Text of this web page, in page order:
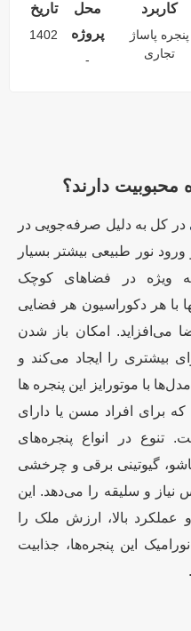
کاربرد
پنجره پاساژ
تجاری
محل
پروژه
-
تاریخ
1402
دارند؟
در کل به دلیل صرفه‌جویی در
نور طبیعی بیشتر بسیار
ویژه در فضاهای کوچک
با هر دکوراسیون هر فضایی
می‌افزاید. امکان باز شدن
بیشتری را ایجاد می‌کند و
با موتورایز این پنجره ها
که برای افراد مسن یا دارای
در انواع پنجره‌های
گیوتینی برقی و چرخشی
نیاز و سلیقه را می‌دهد. این
بالا، ارزش ملک را
این پنجره‌ها، جذابیت